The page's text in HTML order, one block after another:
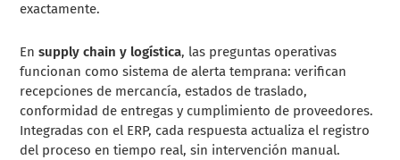
exactamente.
Ensupply chain y logística, las preguntas operativas
funcionan como sistema de alerta temprana: verifican
recepciones de mercancía, estados de traslado,
conformidad de entregas y cumplimiento de proveedores.
Integradas con el ERP, cada respuesta actualiza el registro
del proceso en tiempo real, sin intervención manual.